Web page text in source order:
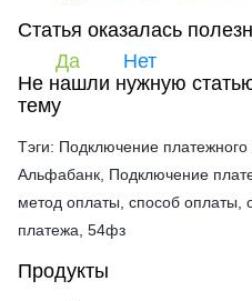
Статья оказалась
Да
Нет
Не нашли нужную
тему
Тэги: Подключение
Альфабанк, Подключение
метод оплаты, способ оплаты,
платежа, 54фз
Продукты